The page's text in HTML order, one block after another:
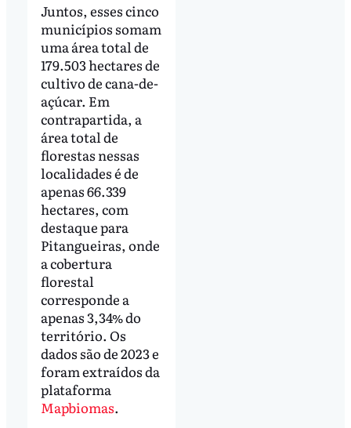
Juntos, esses cinco
municípios somam
uma área total de
179.503 hectares de
cultivo de cana-de-
açúcar. Em
contrapartida, a
área total de
florestas nessas
localidades é de
apenas 66.339
hectares, com
destaque para
Pitangueiras, onde
a cobertura
florestal
corresponde a
apenas 3,34% do
território. Os
dados são de 2023 e
foram extraídos da
plataforma
Mapbiomas.